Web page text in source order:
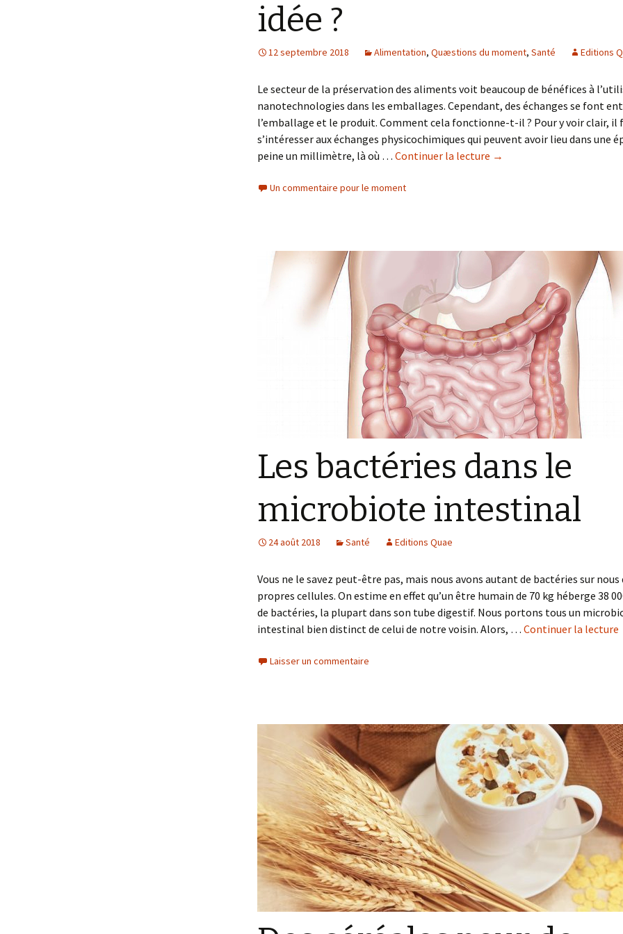
idée ?
12 septembre 2018 Alimentation, Quæstions du moment, Santé Editions
Le secteur de la préservation des aliments voit beaucoup de bénéfices à
nanotechnologies dans les emballages. Cependant, des échanges se font
l’emballage et le produit. Comment cela fonctionne-t-il ? Pour y voir clair, il
s’intéresser aux échanges physicochimiques qui peuvent avoir lieu dans une
peine un millimètre, là où … Continuer la lecture de
alimentaires
une
idée
?
→
Un commentaire pour le moment
Les bactéries dans le
microbiote intestinal
24 août 2018 Santé Editions Quae
Vous ne le savez peut-être pas, mais nous avons autant de bactéries sur nous
propres cellules. On estime en effet qu’un être humain de 70 kg héberge 38
de bactéries, la plupart dans son tube digestif. Nous portons tous un
intestinal bien distinct de celui de notre voisin. Alors, … Continuer la lecture
Laisser un commentaire